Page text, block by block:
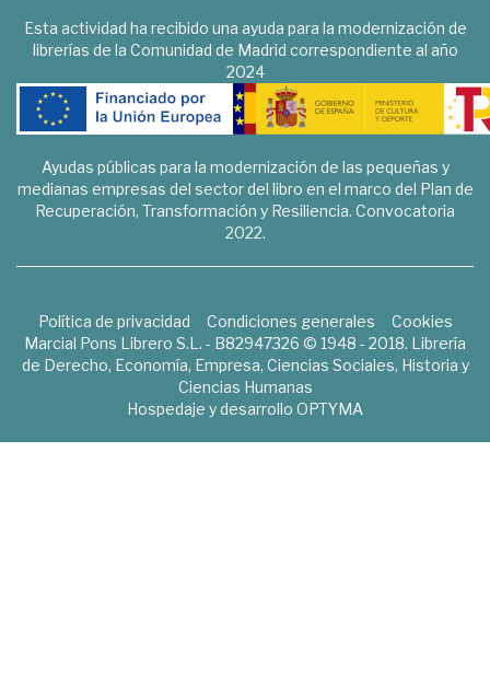
Esta actividad ha recibido una ayuda para la modernización de
librerías de la Comunidad de Madrid correspondiente al año
2024
Ayudas públicas para la modernización de las pequeñas y
medianas empresas del sector del libro en el marco del Plan de
Recuperación, Transformación y Resiliencia. Convocatoria
2022.
Política de privacidad Condiciones generales
Cookies
Marcial Pons Librero S.L. - B82947326 © 1948 - 2018. Librería
de Derecho, Economía, Empresa, Ciencias Sociales, Historia y
Ciencias Humanas
Hospedaje y desarrollo OPTYMA